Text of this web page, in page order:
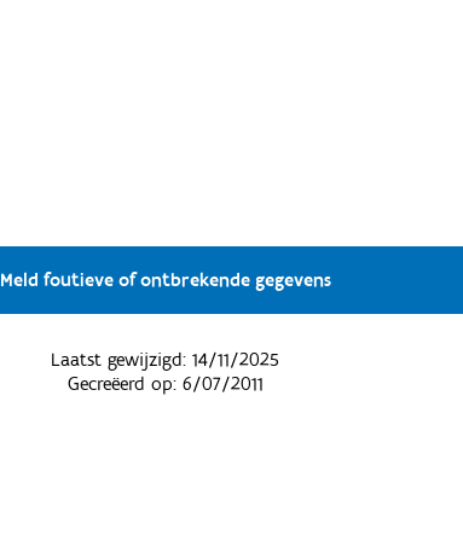
Meld foutieve of ontbrekende gegevens
Laatst gewijzigd:14/11/2025
Gecreëerd op: 6/07/2011